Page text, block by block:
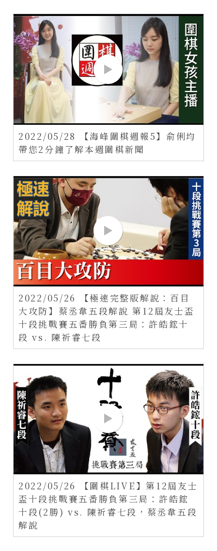
2022/05/28 【海峰圍棋週報5】俞俐均
帶您2分鐘了解本週圍棋新聞
2022/05/26 【極速完整版解說：百目
大攻防】蔡丞韋五段解說 第12屆友士盃
十段挑戰賽五番勝負第三局：許皓鋐十
段 vs. 陳祈睿七段
2022/05/26 【圍棋LIVE】第12屆友士
盃十段挑戰賽五番勝負第三局：許皓鋐
十段(2勝) vs. 陳祈睿七段，蔡丞韋五段
解說